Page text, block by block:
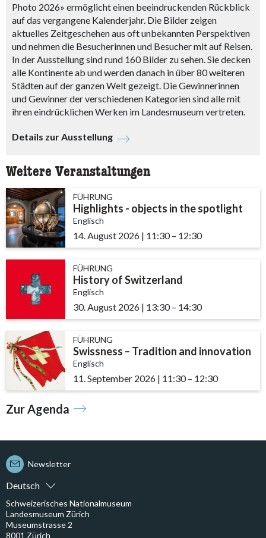
Photo 2026» ermöglicht einen beeindruckenden Rückblick
auf das vergangene Kalenderjahr. Die Bilder zeigen
aktuelles Zeitgeschehen aus oft unbekannten Perspektiven
und nehmen die Besucherinnen und Besucher mit auf Reisen.
In der Ausstellung sind rund 160 Bilder zu sehen. Sie decken
alle Kontinente ab und werden danach in über 80 weiteren
Städten auf der ganzen Welt gezeigt. Die Gewinnerinnen
und Gewinner der verschiedenen Kategorien sind alle mit
ihren eindrücklichen Werken im Landesmuseum vertreten.
Details zur Ausstellung
Weitere Veranstaltungen
FÜHRUNG
Highlights - objects in the spotlight
Englisch
14. August 2026 | 11:30accessibility.time_to
– 12:30
FÜHRUNG
History of Switzerland
Englisch
30. August 2026 | 13:30accessibility.time_to
– 14:30
FÜHRUNG
Swissness – Tradition and innovation
Englisch
11. September 2026 | 11:30– 12:30
Zur Agenda
Deutsch
Newsletter
Schweizerisches Nationalmuseum
Landesmuseum Zürich
Museumstrasse 2
8001 Zürich